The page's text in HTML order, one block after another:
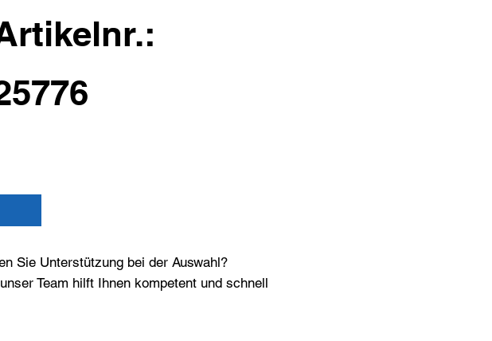
Sie Unterstützung bei der Auswahl?
Team hilft Ihnen kompetent und schnell